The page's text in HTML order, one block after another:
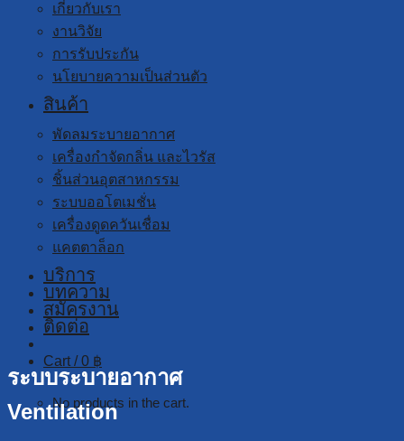
เกี่ยวกับเรา
งานวิจัย
การรับประกัน
นโยบายความเป็นส่วนตัว
สินค้า
พัดลมระบายอากาศ
เครื่องกำจัดกลิ่น และไวรัส
ชิ้นส่วนอุตสาหกรรม
ระบบออโตเมชั่น
เครื่องดูดควันเชื่อม
แคตตาล็อก
บริการ
บทความ
สมัครงาน
ติดต่อ
Cart /0 ฿
No products in the cart.
ระบบระบายอากาศ
Ventilation